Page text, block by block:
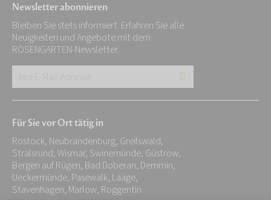
Newsletter abonnieren
Bleiben Sie stets informiert. Erfahren Sie alle
Neuigkeiten und Angebote mit dem
ROSENGARTEN-Newsletter.
E-
Adresse:
*
Für Sie vor Ort tätig in
Rostock, Neubrandenburg, Greifswald,
Stralsrund, Wismar, Swinemünde, Güstrow,
Bergen auf Rügen, Bad Doberan, Demmin,
Ueckermünde, Pasewalk, Laage,
Stavenhagen, Marlow, Roggentin